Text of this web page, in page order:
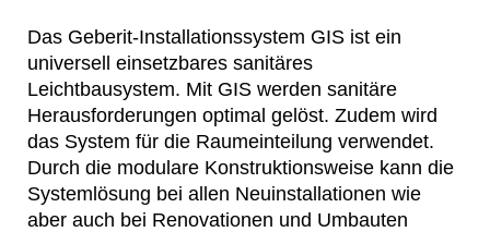
Das Geberit-Installationssystem GIS ist ein
universell einsetzbares sanitäres
Leichtbausystem. Mit GIS werden sanitäre
Herausforderungen optimal gelöst. Zudem wird
das System für die Raumeinteilung verwendet.
Durch die modulare Konstruktionsweise kann die
Systemlösung bei allen Neuinstallationen wie
aber auch bei Renovationen und Umbauten